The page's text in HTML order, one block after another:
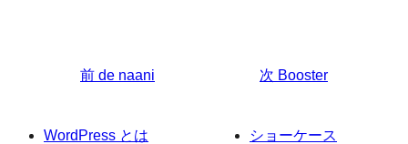
前 de naani 次 Booster
WordPress とは
ショーケース